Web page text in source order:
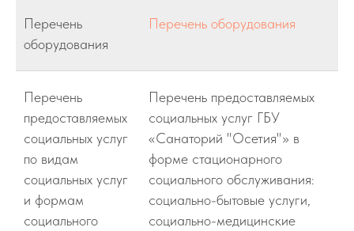
Перечень
оборудования
Перечень оборудования
Перечень
предоставляемых
социальных услуг
по видам
социальных услуг
и формам
социального
Перечень предоставляемых
социальных услуг ГБУ
«Санаторий "Осетия"» в
форме стационарного
социального обслуживания:
социально-бытовые услуги,
социально-медицинские